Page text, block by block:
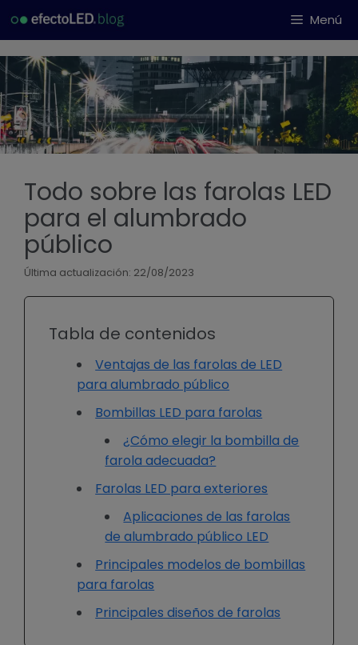
Menú
Todo sobre las farolas LED
para el alumbrado
público
Última actualización: 22/08/2023
Tabla de contenidos
Ventajas de las farolas de LED
para alumbrado público
Bombillas LED para farolas
¿Cómo elegir la bombilla de
farola adecuada?
Farolas LED para exteriores
Aplicaciones de las farolas
de alumbrado público LED
Principales modelos de bombillas
para farolas
Principales diseños de farolas